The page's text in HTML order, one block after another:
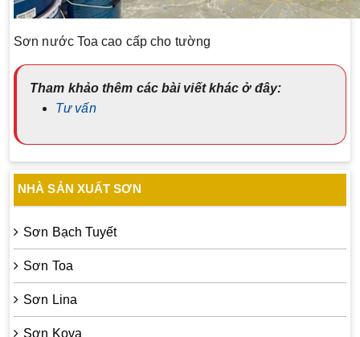
Sơn nước Toa cao cấp cho tường
Tham khảo thêm các bài viết khác ở đây:
Tư vấn
NHÀ SẢN XUẤT SƠN
Sơn Bạch Tuyết
Sơn Toa
Sơn Lina
Sơn Kova